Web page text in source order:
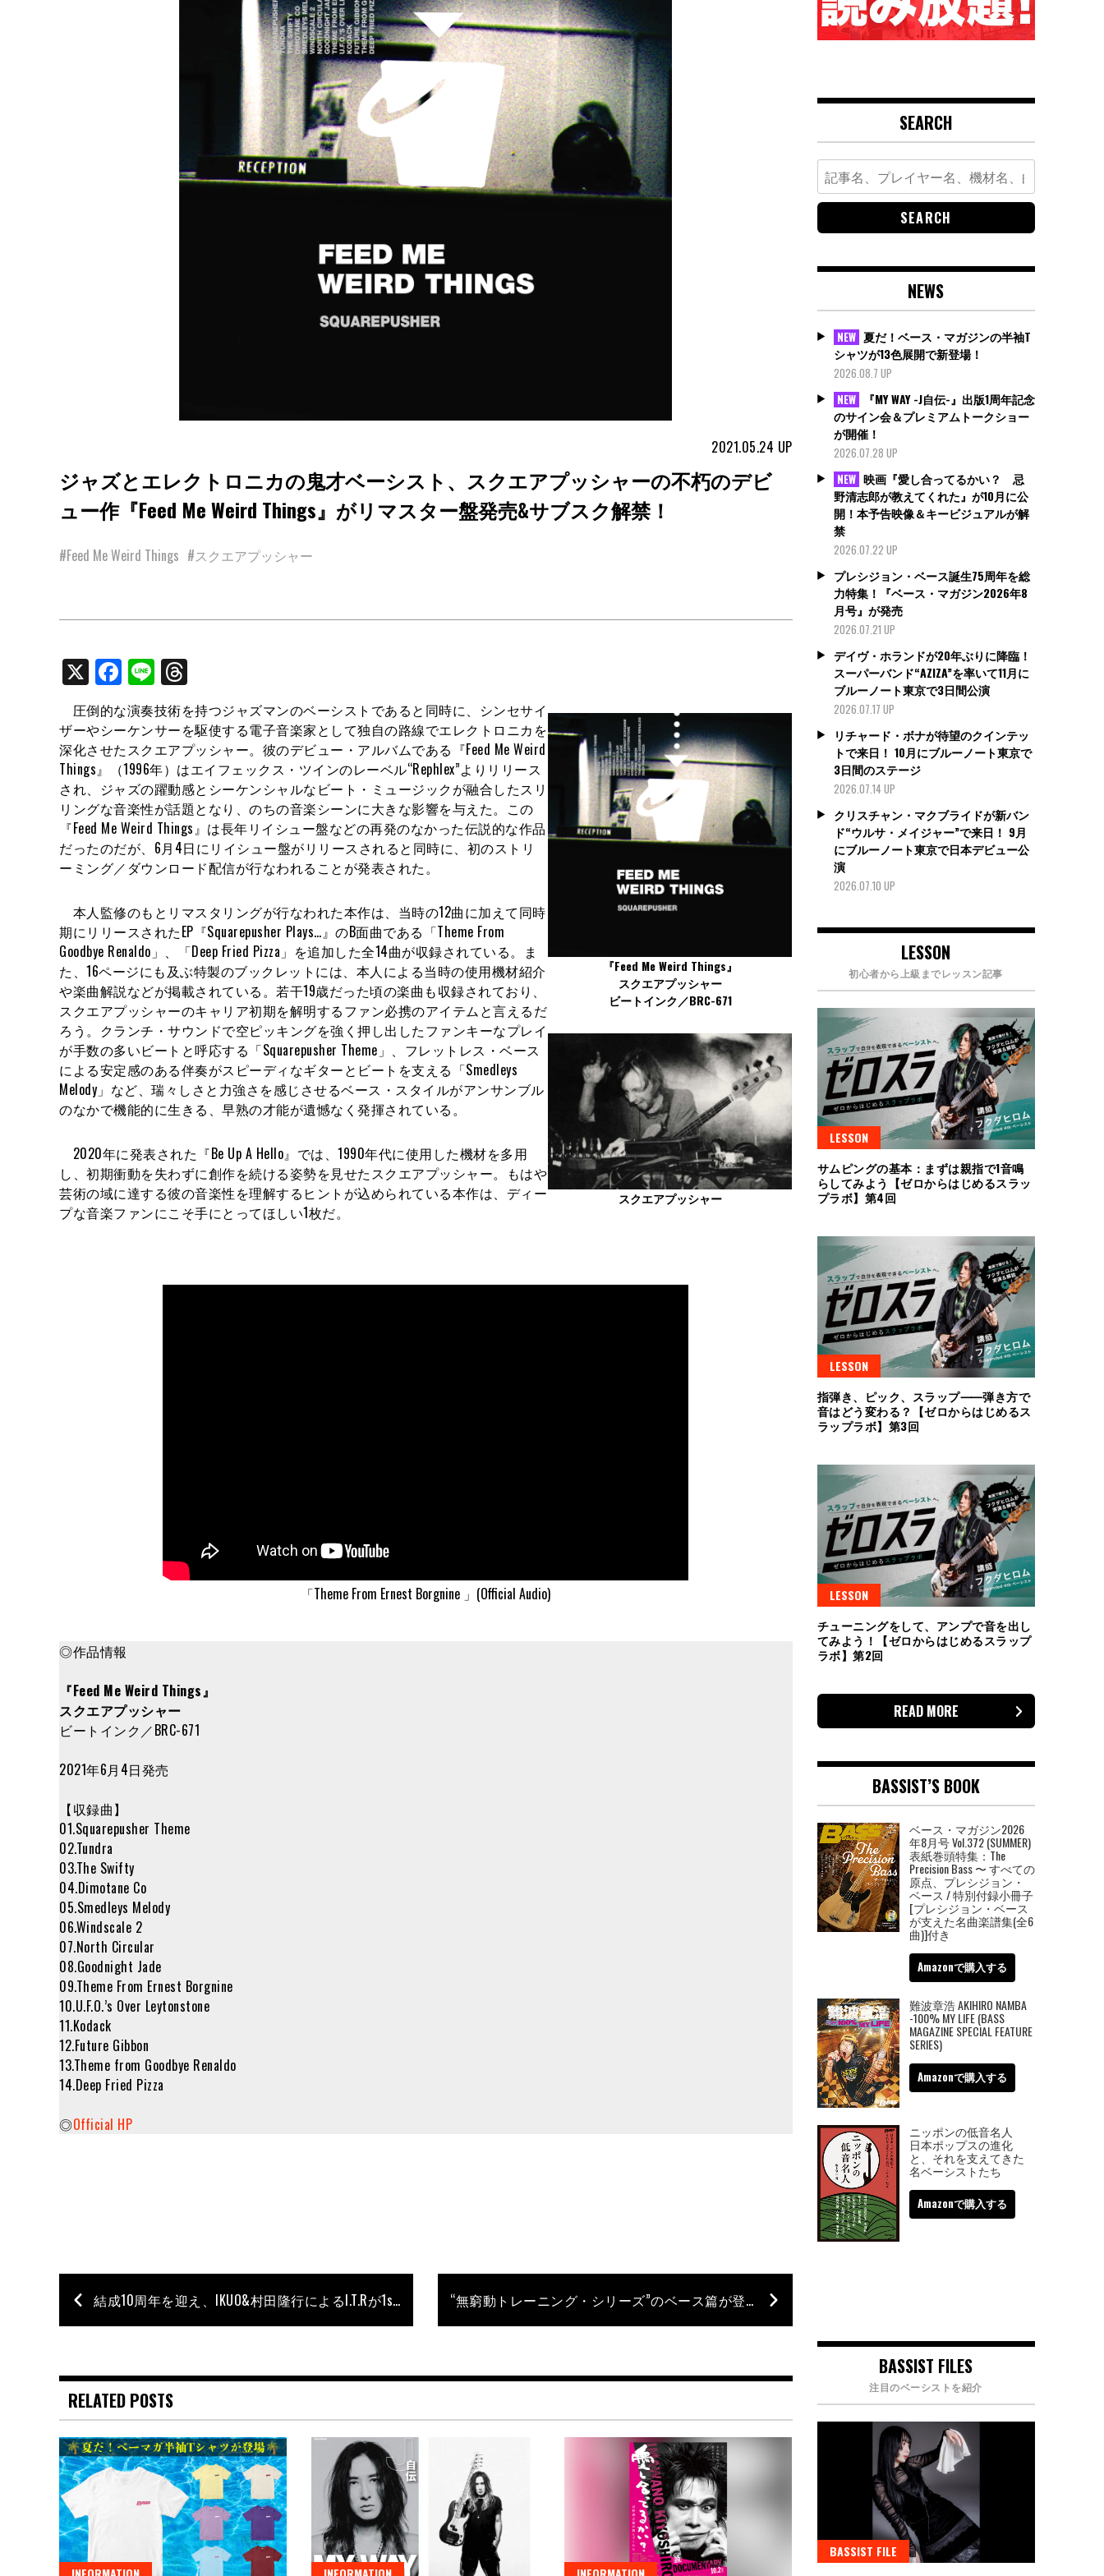
2021.05.24 UP
ジャズとエレクトロニカの鬼才ベーシスト、スクエアプッシャーの不朽のデビ
ュー作『Feed Me Weird Things』がリマスター盤発売&サブスク解禁！
#Feed Me Weird Things #スクエアプッシャー
X Facebook
Line
圧倒的な演奏技術を持つジャズマンのベーシストであると同時に、シンセサイ
ザーやシーケンサーを駆使する電子音楽家として独自の路線でエレクトロニカを
深化させたスクエアプッシャー。彼のデビュー・アルバムである『Feed Me Weird
Things』（1996年）はエイフェックス・ツインのレーベル“Rephlex”よりリリース
され、ジャズの躍動感とシーケンシャルなビート・ミュージックが融合したスリ
リングな音楽性が話題となり、のちの音楽シーンに大きな影響を与えた。この
『Feed Me Weird Things』は長年リイシュー盤などの再発のなかった伝説的な作品
だったのだが、6月4日にリイシュー盤がリリースされると同時に、初のストリ
ーミング／ダウンロード配信が行なわれることが発表された。
本人監修のもとリマスタリングが行なわれた本作は、当時の12曲に加えて同時
期にリリースされたEP『Squarepusher Plays…』のB面曲である「Theme From
Goodbye Renaldo」、「Deep Fried Pizza」を追加した全14曲が収録されている。ま
た、16ページにも及ぶ特製のブックレットには、本人による当時の使用機材紹介
や楽曲解説などが掲載されている。若干19歳だった頃の楽曲も収録されており、
スクエアプッシャーのキャリア初期を解明するファン必携のアイテムと言えるだ
ろう。クランチ・サウンドで空ピッキングを強く押し出したファンキーなプレイ
が手数の多いビートと呼応する「Squarepusher Theme」、フレットレス・ベース
による安定感のある伴奏がスピーディなギターとビートを支える「Smedleys
Melody」など、瑞々しさと力強さを感じさせるベース・スタイルがアンサンブル
のなかで機能的に生きる、早熟の才能が遺憾なく発揮されている。
2020年に発表された『Be Up A Hello』では、1990年代に使用した機材を多用
し、初期衝動を失わずに創作を続ける姿勢を見せたスクエアプッシャー。もはや
芸術の域に達する彼の音楽性を理解するヒントが込められている本作は、ディー
プな音楽ファンにこそ手にとってほしい1枚だ。
『Feed Me Weird Things』
スクエアプッシャー
ビートインク／BRC-671
スクエアプッシャー
「Theme From Ernest Borgnine 」(Official Audio)
◎作品情報
『Feed Me Weird Things』
スクエアプッシャー
ビートインク／BRC-671
2021年6月4日発売
【収録曲】
01.Squarepusher Theme
02.Tundra
03.The Swifty
04.Dimotane Co
05.Smedleys Melody
06.Windscale 2
07.North Circular
08.Goodnight Jade
09.Theme From Ernest Borgnine
10.U.F.O.’s Over Leytonstone
11.Kodack
12.Future Gibbon
13.Theme from Goodbye Renaldo
14.Deep Fried Pizza
◎Official HP
結成10周年を迎え、IKUO&村田隆行によるI.T.Rが1stアルバムを発表！ “無窮動トレーニング・シリーズ”のベース篇が登場
RELATED POSTS
SEARCH
Search
for:
NEWS
NEW 夏だ！ベース・マガジンの半袖T
シャツが13色展開で新登場！
2026.08.7 UP
NEW
『MY WAY -J自伝-』出版1周年記念
のサイン会＆プレミアムトークショー
が開催！
2026.07.28 UP
NEW 映画『愛し合ってるかい？ 忌
野清志郎が教えてくれた』が10月に公
開！本予告映像＆キービジュアルが解
禁
2026.07.22 UP
プレシジョン・ベース誕生75周年を総
力特集！『ベース・マガジン2026年8
月号』が発売
2026.07.21 UP
デイヴ・ホランドが20年ぶりに降臨！
スーパーバンド“AZIZA”を率いて11月に
ブルーノート東京で3日間公演
2026.07.17 UP
リチャード・ボナが待望のクインテッ
トで来日！ 10月にブルーノート東京で
3日間のステージ
2026.07.14 UP
クリスチャン・マクブライドが新バン
ド“ウルサ・メイジャー”で来日！ 9月
にブルーノート東京で日本デビュー公
演
2026.07.10 UP
LESSON
初心者から上級までレッスン記事
LESSON
サムピングの基本：まずは親指で1音鳴
らしてみよう【ゼロからはじめるスラッ
プラボ】第4回
LESSON
指弾き、ピック、スラップ⸺弾き方で
音はどう変わる？【ゼロからはじめるス
ラップラボ】第3回
LESSON
チューニングをして、アンプで音を出し
てみよう！【ゼロからはじめるスラップ
ラボ】第2回
READ MORE
BASSIST’S BOOK
ベース・マガジン2026
年8月号 Vol.372 (SUMMER)
表紙巻頭特集：The
Precision Bass 〜 すべての
原点、プレシジョン・
ベース / 特別付録小冊子
[プレシジョン・ベース
が支えた名曲楽譜集(全6
曲)]付き
Amazonで購入する
難波章浩 AKIHIRO NAMBA
-100% MY LIFE (BASS
MAGAZINE SPECIAL FEATURE
SERIES)
Amazonで購入する
ニッポンの低音名人
日本ポップスの進化
と、それを支えてきた
名ベーシストたち
Amazonで購入する
BASSIST FILES
注目のベーシストを紹介
BASSIST FILE